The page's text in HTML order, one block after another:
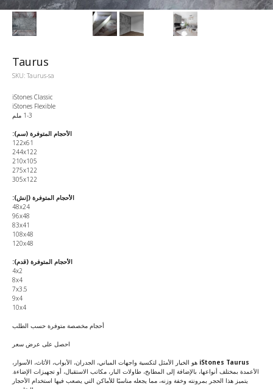
Taurus
SKU: Taurus-sa
iStones Classic
iStones Flexible
1-3 ملم
الأحجام المتوفرة (سم):
122x61
244x122
210x105
275x122
305x122
الأحجام المتوفرة (إنش):
48x24
96x48
83x41
108x48
120x48
الأحجام المتوفرة (قدم):
4x2
8x4
7x3.5
9x4
10x4
أحجام مخصصة متوفرة حسب الطلب
احصل على عرض سعر
iStones Taurus هو الخيار الأمثل لتكسية واجهات المباني، الجدران، الأبواب، الأثاث، الأسوار،
الأعمدة بمختلف أنواعها، بالإضافة إلى المطابخ، طاولات البار، مكاتب الاستقبال، أو تجهيزات الإضاءة.
يتميز هذا الحجر بمرونته وخفة وزنه، مما يجعله مناسبًا للأماكن التي يصعب فيها استخدام الأحجار